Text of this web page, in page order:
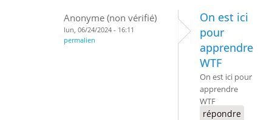
Anonyme (non vérifié)
lun, 06/24/2024 - 16:11
permalien
On est ici
pour
apprendre
WTF
On est ici pour
apprendre
WTF
répondre